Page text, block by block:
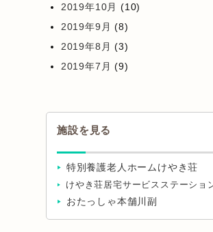
2019年10月 (10)
2019年9月 (8)
2019年8月 (3)
2019年7月 (9)
施設を見る
特別養護老人ホームけやき荘
けやき荘居宅サービスステーショ
おたっしゃ本舗川副